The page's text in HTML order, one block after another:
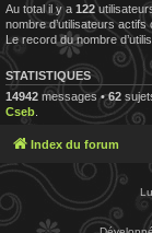
Au total il y a 122
nombre d’utilisateurs
Le record du nombre
STATISTIQUES
14942 messages •62
Cseb
Index du forum